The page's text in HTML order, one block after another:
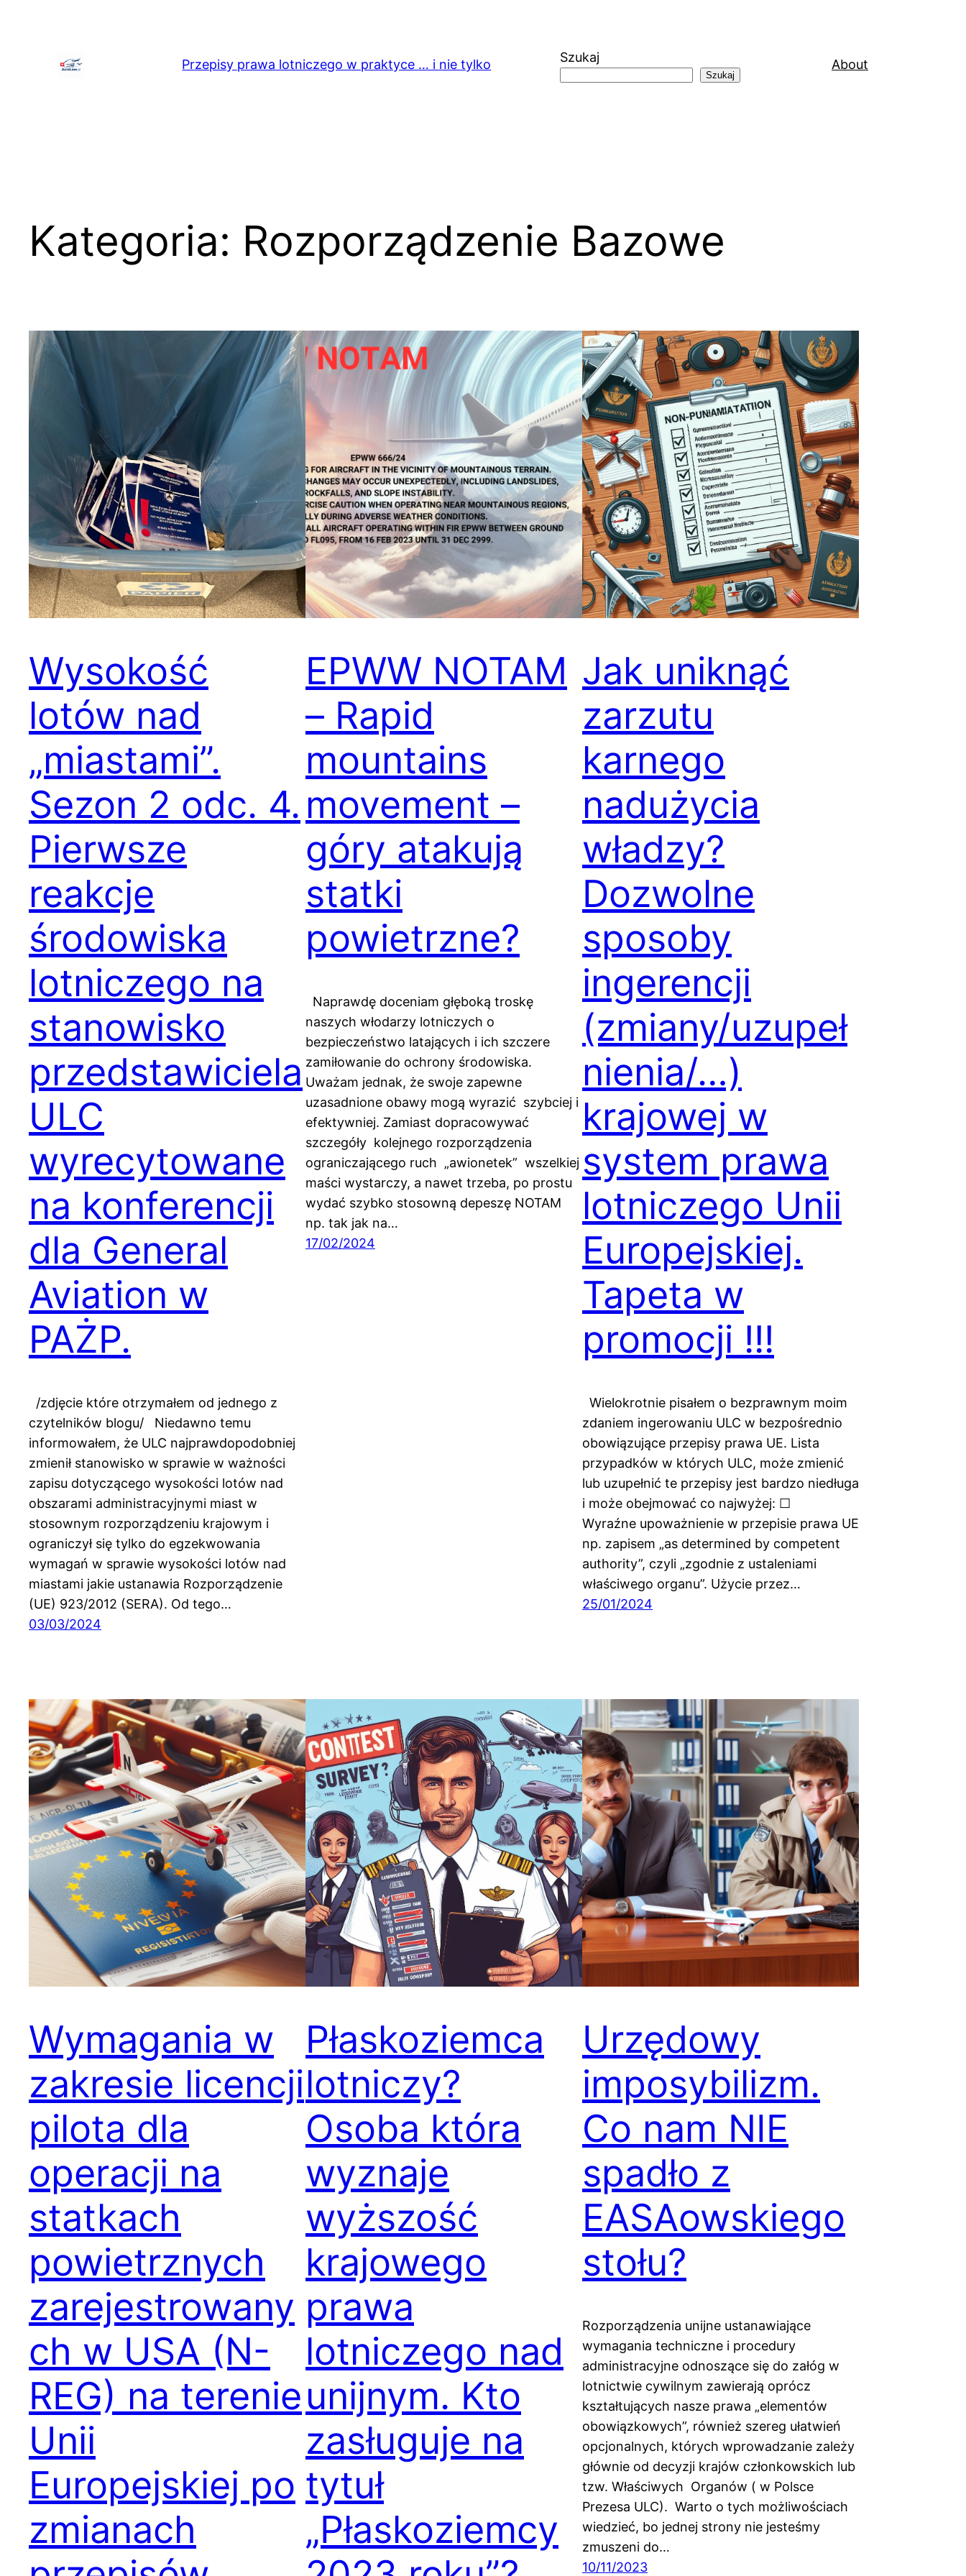
Przepisy prawa lotniczego w praktyce … i nie tylko Szukaj
Szukaj
About
Kategoria: Rozporządzenie Bazowe
Wysokość
lotów nad
„miastami”.
Sezon 2 odc. 4.
Pierwsze
reakcje
środowiska
lotniczego na
stanowisko
przedstawiciela
ULC
wyrecytowane
na konferencji
dla General
Aviation w
PAŻP.
/zdjęcie które otrzymałem od jednego z
czytelników blogu/ Niedawno temu
informowałem, że ULC najprawdopodobniej
zmienił stanowisko w sprawie w ważności
zapisu dotyczącego wysokości lotów nad
obszarami administracyjnymi miast w
stosownym rozporządzeniu krajowym i
ograniczył się tylko do egzekwowania
wymagań w sprawie wysokości lotów nad
miastami jakie ustanawia Rozporządzenie
(UE) 923/2012 (SERA). Od tego…
03/03/2024
EPWW NOTAM
– Rapid
mountains
movement –
góry atakują
statki
powietrzne?
Naprawdę doceniam głęboką troskę
naszych włodarzy lotniczych o
bezpieczeństwo latających i ich szczere
zamiłowanie do ochrony środowiska.
Uważam jednak, że swoje zapewne
uzasadnione obawy mogą wyrazić szybciej i
efektywniej. Zamiast dopracowywać
szczegóły kolejnego rozporządzenia
ograniczającego ruch „awionetek” wszelkiej
maści wystarczy, a nawet trzeba, po prostu
wydać szybko stosowną depeszę NOTAM
np. tak jak na…
17/02/2024
Jak uniknąć
zarzutu
karnego
nadużycia
władzy?
Dozwolne
sposoby
ingerencji
(zmiany/uzupeł
nienia/…)
krajowej w
system prawa
lotniczego Unii
Europejskiej.
Tapeta w
promocji !!!
Wielokrotnie pisałem o bezprawnym moim
zdaniem ingerowaniu ULC w bezpośrednio
obowiązujące przepisy prawa UE. Lista
przypadków w których ULC, może zmienić
lub uzupełnić te przepisy jest bardzo niedługa
i może obejmować co najwyżej: ☐
Wyraźne upoważnienie w przepisie prawa UE
np. zapisem „as determined by competent
authority”, czyli „zgodnie z ustaleniami
właściwego organu”. Użycie przez…
25/01/2024
Wymagania w
zakresie licencji
pilota dla
operacji na
statkach
powietrznych
zarejestrowany
ch w USA (N-
REG) na terenie
Unii
Europejskiej po
zmianach
Płaskoziemca
lotniczy?
Osoba która
wyznaje
wyższość
krajowego
prawa
lotniczego nad
unijnym. Kto
zasługuje na
tytuł
„Płaskoziemcy
Urzędowy
imposybilizm.
Co nam NIE
spadło z
EASAowskiego
stołu?
Rozporządzenia unijne ustanawiające
wymagania techniczne i procedury
administracyjne odnoszące się do załóg w
lotnictwie cywilnym zawierają oprócz
kształtujących nasze prawa „elementów
obowiązkowych”, również szereg ułatwień
opcjonalnych, których wprowadzanie zależy
głównie od decyzji krajów członkowskich lub
tzw. Właściwych Organów ( w Polsce
Prezesa ULC). Warto o tych możliwościach
wiedzieć, bo jednej strony nie jesteśmy
zmuszeni do…
10/11/2023